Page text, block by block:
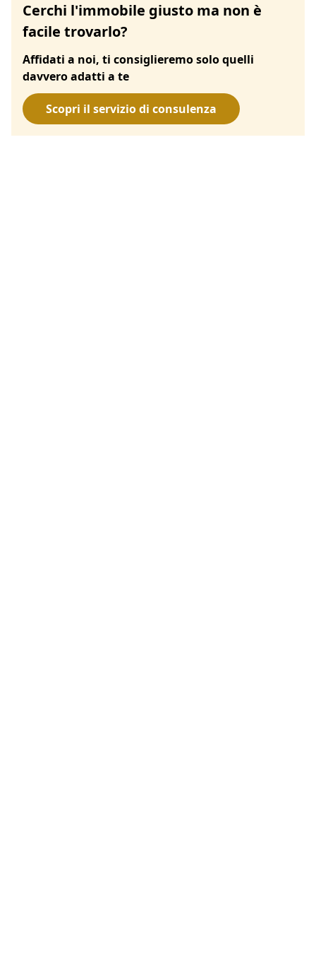
Cerchi l'immobile giusto ma non è
facile trovarlo?
Affidati a noi, ti consiglieremo solo quelli
davvero adatti a te
Scopri il servizio di consulenza